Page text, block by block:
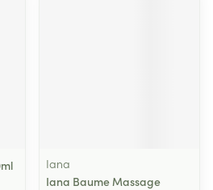
Iana
Iana Baume Massage